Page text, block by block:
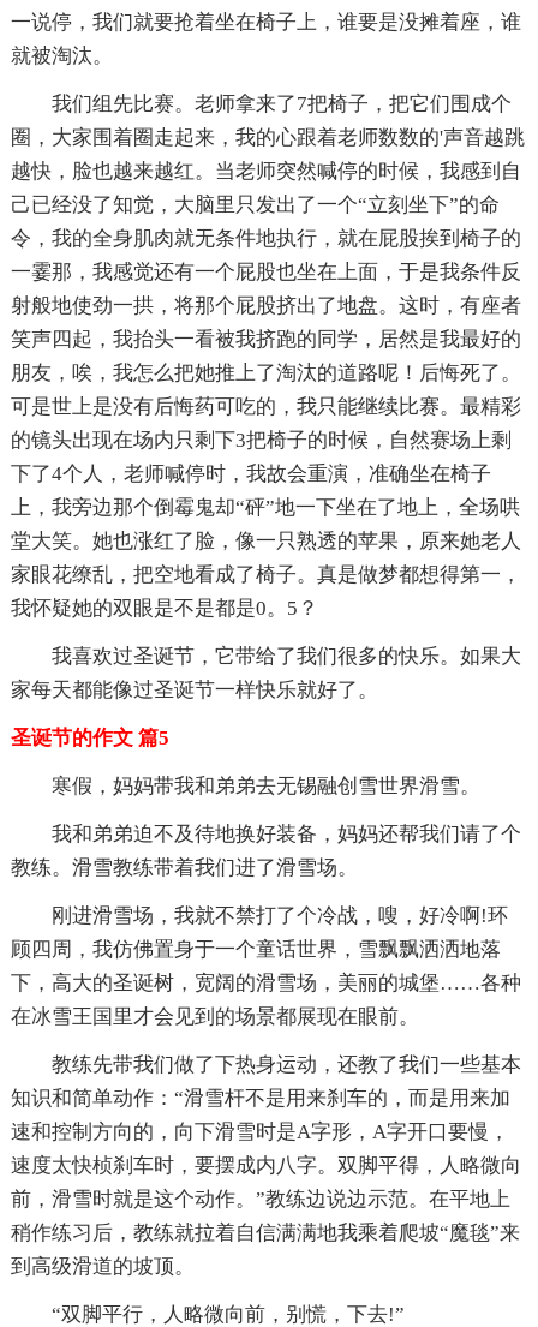
一说停，我们就要抢着坐在椅子上，谁要是没摊着座，谁
就被淘汰。
我们组先比赛。老师拿来了7把椅子，把它们围成个
圈，大家围着圈走起来，我的心跟着老师数数的'声音越跳
越快，脸也越来越红。当老师突然喊停的时候，我感到自
己已经没了知觉，大脑里只发出了一个“立刻坐下”的命
令，我的全身肌肉就无条件地执行，就在屁股挨到椅子的
一霎那，我感觉还有一个屁股也坐在上面，于是我条件反
射般地使劲一拱，将那个屁股挤出了地盘。这时，有座者
笑声四起，我抬头一看被我挤跑的同学，居然是我最好的
朋友，唉，我怎么把她推上了淘汰的道路呢！后悔死了。
可是世上是没有后悔药可吃的，我只能继续比赛。最精彩
的镜头出现在场内只剩下3把椅子的时候，自然赛场上剩
下了4个人，老师喊停时，我故会重演，准确坐在椅子
上，我旁边那个倒霉鬼却“砰”地一下坐在了地上，全场哄
堂大笑。她也涨红了脸，像一只熟透的苹果，原来她老人
家眼花缭乱，把空地看成了椅子。真是做梦都想得第一，
我怀疑她的双眼是不是都是0。5？
我喜欢过圣诞节，它带给了我们很多的快乐。如果大
家每天都能像过圣诞节一样快乐就好了。
圣诞节的作文 篇5
寒假，妈妈带我和弟弟去无锡融创雪世界滑雪。
我和弟弟迫不及待地换好装备，妈妈还帮我们请了个
教练。滑雪教练带着我们进了滑雪场。
刚进滑雪场，我就不禁打了个冷战，嗖，好冷啊!环
顾四周，我仿佛置身于一个童话世界，雪飘飘洒洒地落
下，高大的圣诞树，宽阔的滑雪场，美丽的城堡……各种
在冰雪王国里才会见到的场景都展现在眼前。
教练先带我们做了下热身运动，还教了我们一些基本
知识和简单动作：“滑雪杆不是用来刹车的，而是用来加
速和控制方向的，向下滑雪时是A字形，A字开口要慢，
速度太快桢刹车时，要摆成内八字。双脚平得，人略微向
前，滑雪时就是这个动作。”教练边说边示范。在平地上
稍作练习后，教练就拉着自信满满地我乘着爬坡“魔毯”来
到高级滑道的坡顶。
“双脚平行，人略微向前，别慌，下去!”